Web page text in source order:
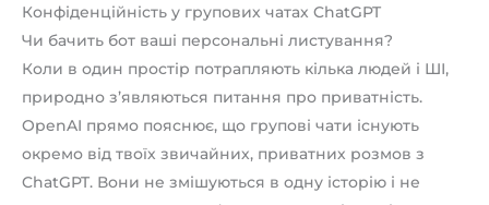
Конфіденційність у групових чатах ChatGPT
Чи бачить бот ваші персональні листування?
Коли в один простір потрапляють кілька людей і ШІ,
природно з’являються питання про приватність.
OpenAI прямо пояснює, що групові чати існують
окремо від твоїх звичайних, приватних розмов з
ChatGPT. Вони не змішуються в одну історію і не